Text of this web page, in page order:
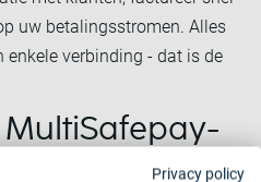
uw betalingsstromen. Alles
enkele verbinding - dat is de
MultiSafepay-
Privacy policy